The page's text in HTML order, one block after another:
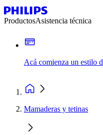
ProductosAsistencia técnica
Acá comienza un estilo
Mamaderas y tetinas